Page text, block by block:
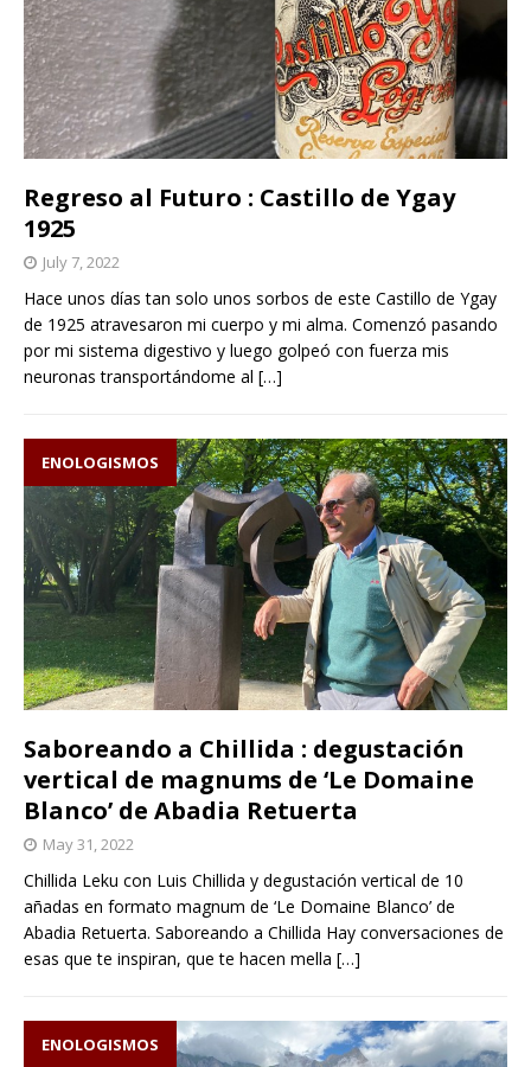
Regreso al Futuro : Castillo de Ygay
1925
July 7, 2022
Hace unos días tan solo unos sorbos de este Castillo de Ygay
de 1925 atravesaron mi cuerpo y mi alma. Comenzó pasando
por mi sistema digestivo y luego golpeó con fuerza mis
neuronas transportándome al […]
ENOLOGISMOS
Saboreando a Chillida : degustación
vertical de magnums de ‘Le Domaine
Blanco’ de Abadia Retuerta
May 31, 2022
Chillida Leku con Luis Chillida y degustación vertical de 10
añadas en formato magnum de ‘Le Domaine Blanco’ de
Abadia Retuerta. Saboreando a Chillida Hay conversaciones de
esas que te inspiran, que te hacen mella […]
ENOLOGISMOS